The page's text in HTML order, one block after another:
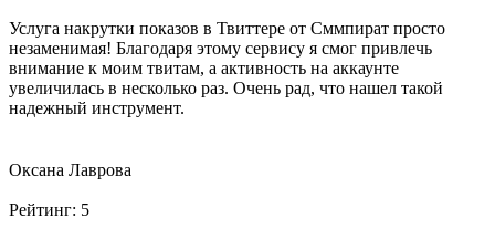
Услуга накрутки показов в Твиттере от Сммпират просто
незаменимая! Благодаря этому сервису я смог привлечь
внимание к моим твитам, а активность на аккаунте
увеличилась в несколько раз. Очень рад, что нашел такой
надежный инструмент.
Оксана Лаврова
Рейтинг: 5